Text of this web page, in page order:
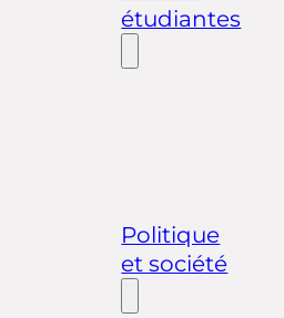
étudiantes
Politique
et société